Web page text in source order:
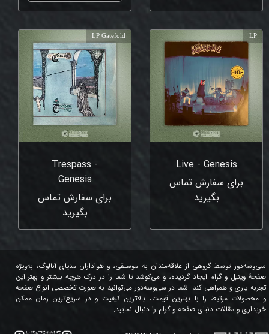
Live - Genesis
برای سفارش تماس
بگیرید
LP
Trespass -
Genesis
برای سفارش تماس
بگیرید
LP Gatefold
سی‌وسه‌دور توسط گروهی از علاقه‌مندان به موسیقی، و هواداران مدیای آنالوگ، به‌ویژه
صفحۀ وینیل و گرام ایجاد گردیده، و می‌کوشد تا شما را در درک هرچه بیشتر و بهتر این
تجربه یاری و همراهی کند. شما در سی‌وسه‌دور می‌توانید به صورت تخصصی انواع صفحه
و محصولات مرتبط را با بهترین قیمت، بالاترین کیفیت و در سریع‌ترین زمان ممکن
خریداری و مقالات دنیای صفحه و گرام را دنبال نمایید.